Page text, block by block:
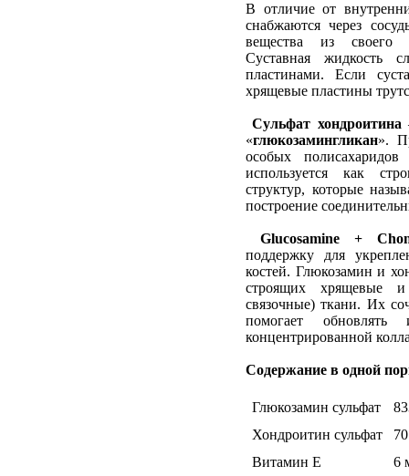
В отличие от
снабжаются через
вещества из своего
Суставная жидкость
пластинами. Если
хрящевые пластины
Сульфат хондроитина
«глюкозамингликан».
особых
используется как
структур, которые
построение
Glucosamine +
поддержку для
костей. Глюкозамин и
строящих хрящевые
связочные) ткани. Их
помогает
концентрированной
Содержание в одной
Глюкозамин сульфат
Хондроитин сульфат
Витамин Е
6